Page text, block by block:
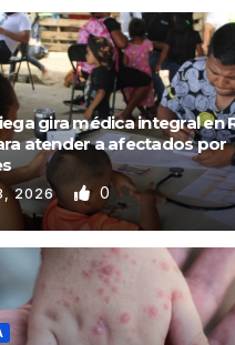
gira médica integral en
atender a afectados por
2026 0